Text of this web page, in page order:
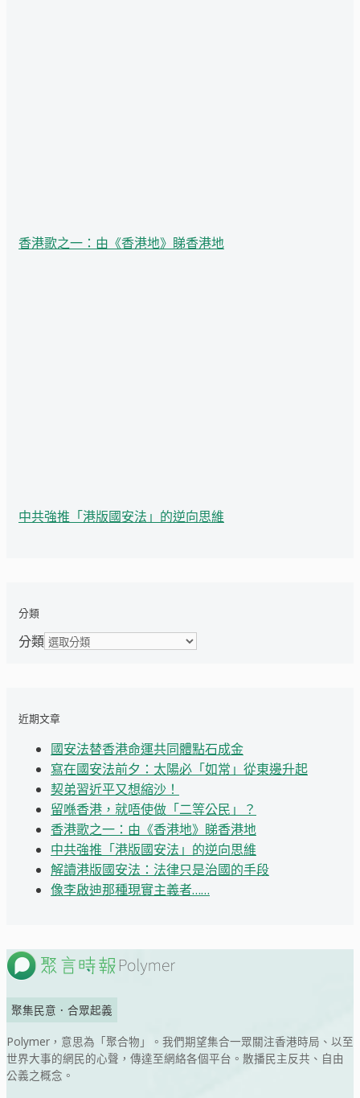
香港歌之一：由《香港地》睇香港地
中共強推「港版國安法」的逆向思維
分類
分類
近期文章
國安法替香港命運共同體點石成金
寫在國安法前夕：太陽必「如常」從東邊升起
契弟習近平又想縮沙！
留喺香港，就唔使做「二等公民」？
香港歌之一：由《香港地》睇香港地
中共強推「港版國安法」的逆向思維
解讀港版國安法：法律只是治國的手段
像李啟迪那種現實主義者……
聚集民意．合眾起義
Polymer，意思為「聚合物」。我們期望集合一眾關注香港時局、以至
世界大事的網民的心聲，傳達至網絡各個平台。散播民主反共、自由
公義之概念。